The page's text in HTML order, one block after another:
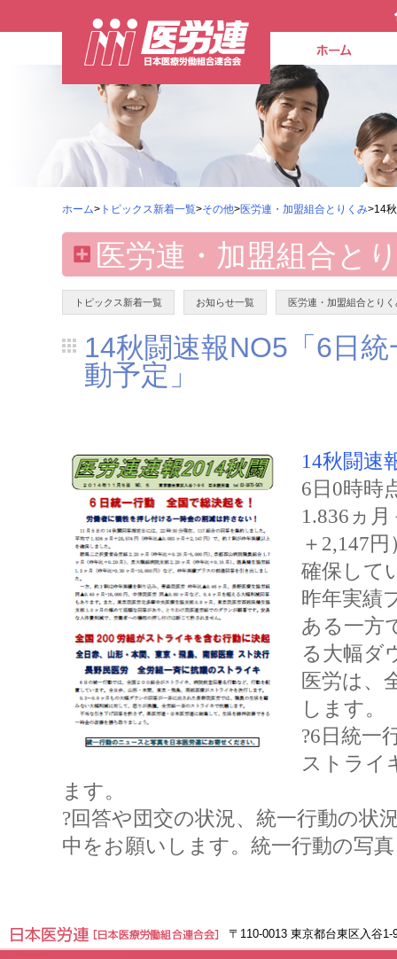
ホーム> トピックス新着一覧>その他>医労連・加盟組合とりくみ>14
医労連・加盟組合と
トピックス新着一覧 お知らせ一覧 医労連・加盟組合とり
14秋闘速報NO5「6日
動予定」
14秋闘速
6日0時時
1.836 ヵ月
＋ 2,147 円
確保して
昨年実績
ある一方
る大幅ダ
医労は、
します。
?6 日統一
ストライ
ます。
?回答や団交の状況、統一行動の状
中をお願いします。 統一行動の写
〒110-0013 東京都台東区入谷